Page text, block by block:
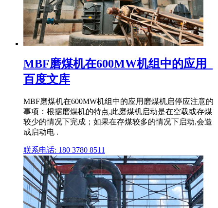
MBF磨煤机在600MW机组中的应用_
百度文库
MBF磨煤机在600MW机组中的应用磨煤机启停应注意的
事项：根据磨煤机的特点,此磨煤机启动是在空载或存煤
较少的情况下完成；如果在存煤较多的情况下启动,会造
成启动电 .
联系电话: 180 3780 8511